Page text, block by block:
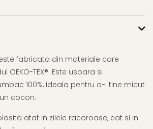
fabricata din materiale care
OEKO-TEX®. Este usoara si
100%, ideala pentru a-l tine micut
cocon.
atat in zilele racoroase, cat si in